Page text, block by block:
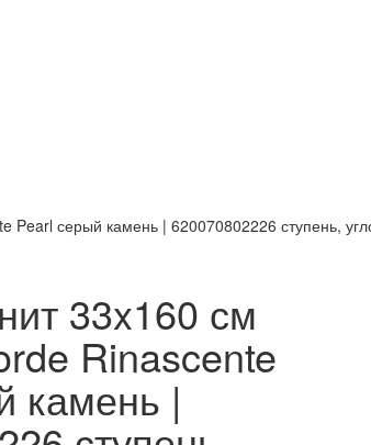
Pearl серый камень | 620070802226 ступень,
33x160 см
Rinascente
камень |